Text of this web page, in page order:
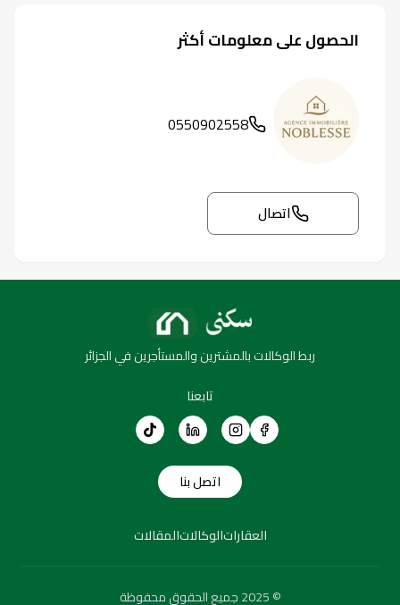
الحصول على معلومات أكثر
0550902558
اتصال
ربط الوكالات بالمشترين والمستأجرين في الجزائر
تابعنا
اتصل بنا
العقاراتالوكالاتالمقالات
© 2025 جميع الحقوق محفوظة